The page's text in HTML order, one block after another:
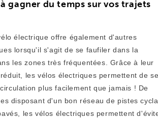
gagner du temps sur vos trajets
électrique offre également d'autres
lorsqu'il s'agit de se faufiler dans la
les zones très fréquentées. Grâce à leur
les vélos électriques permettent de
plus facilement que jamais ! De
disposant d'un bon réseau de pistes
les vélos électriques permettent